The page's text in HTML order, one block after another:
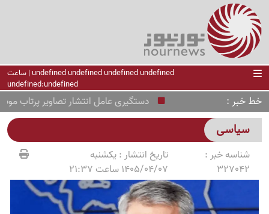
undefined undefined undefined undefined | ساعت
undefined:undefined
خط خبر دستگیری عامل انتشار تصاویر پرتاب
سیاسی
شناسه خبر :
327042
تاریخ انتشار :یکشنبه
1405/04/07 ساعت 21:37